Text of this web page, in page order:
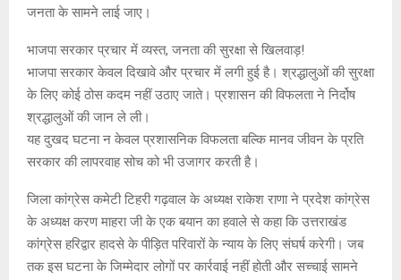
जनता के सामने लाई जाए।
भाजपा सरकार प्रचार में व्यस्त, जनता की सुरक्षा से खिलवाड़!
भाजपा सरकार केवल दिखावे और प्रचार में लगी हुई है। श्रद्धालुओं की सुरक्षा
के लिए कोई ठोस कदम नहीं उठाए जाते। प्रशासन की विफलता ने निर्दोष
श्रद्धालुओं की जान ले ली।
यह दुखद घटना न केवल प्रशासनिक विफलता बल्कि मानव जीवन के प्रति
सरकार की लापरवाह सोच को भी उजागर करती है।
जिला कांग्रेस कमेटी टिहरी गढ़वाल के अध्यक्ष राकेश राणा ने प्रदेश कांग्रेस
के अध्यक्ष करण माहरा जी के एक बयान का हवाले से कहा कि उत्तराखंड
कांग्रेस हरिद्वार हादसे के पीड़ित परिवारों के न्याय के लिए संघर्ष करेगी। जब
तक इस घटना के जिम्मेदार लोगों पर कार्रवाई नहीं होती और सच्चाई सामने